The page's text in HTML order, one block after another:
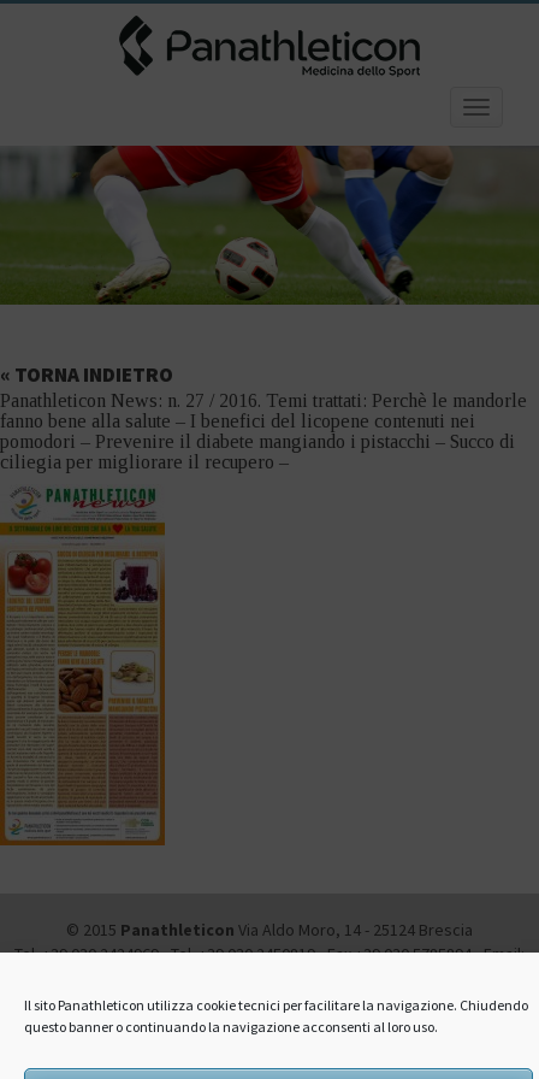
Il sito Panathleticon utilizza cookie tecnici per facilitare la navigazione. Chiudendo
questo banner o continuando la navigazione acconsenti al loro uso.
Toggle
« TORNA INDIETRO
Panathleticon News: n. 27 / 2016. Temi trattati: Perchè le mandorle
fanno bene alla salute – I benefici del licopene contenuti nei
pomodori – Prevenire il diabete mangiando i pistacchi – Succo di
ciliegia per migliorare il recupero –
© 2015 Panathleticon Via Aldo Moro, 14 - 25124 Brescia
Tel. +39 030.2424969 - Tel. +39 030.2450819 - Fax +39 030.5785894 - Email:
Policy